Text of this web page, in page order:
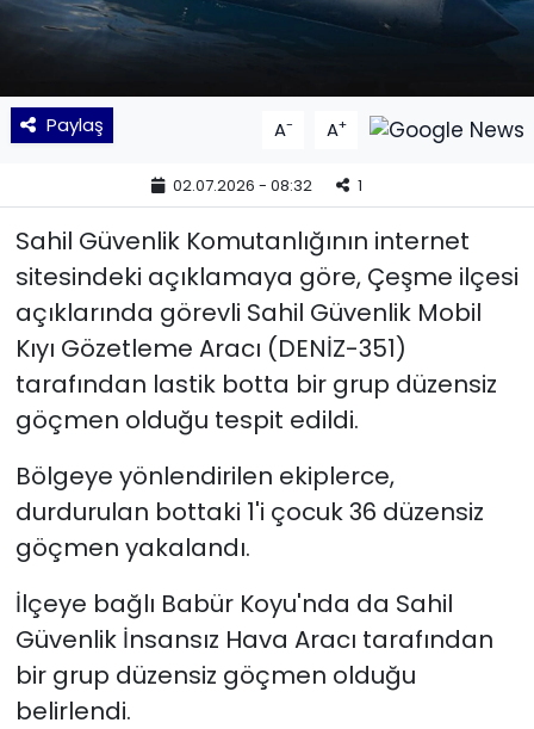
Paylaş A- A+
02.07.2026 - 08:32 1
Sahil Güvenlik Komutanlığının internet
sitesindeki açıklamaya göre, Çeşme ilçesi
açıklarında görevli Sahil Güvenlik Mobil
Kıyı Gözetleme Aracı (DENİZ-351)
tarafından lastik botta bir grup düzensiz
göçmen olduğu tespit edildi.
Bölgeye yönlendirilen ekiplerce,
durdurulan bottaki 1'i çocuk 36 düzensiz
göçmen yakalandı.
İlçeye bağlı Babür Koyu'nda da Sahil
Güvenlik İnsansız Hava Aracı tarafından
bir grup düzensiz göçmen olduğu
belirlendi.
POLİTİKA
SAĞLIK
SPOR
TEKNOLOJİ
Yaşam
YEREL POLİTİKA
YEREL YÖNETİMLER